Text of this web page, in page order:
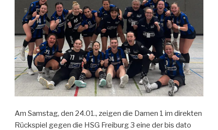
Am Samstag, den 24.01., zeigen die Damen 1 im direkten
Rückspiel gegen die HSG Freiburg 3 eine der bis dato